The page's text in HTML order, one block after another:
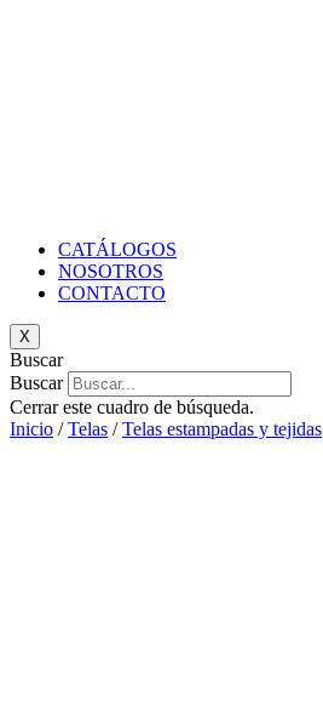
CATÁLOGOS
NOSOTROS
CONTACTO
X
Buscar
Buscar
Cerrar este cuadro de búsqueda.
Inicio /Telas /Telas estampadas y tejidas